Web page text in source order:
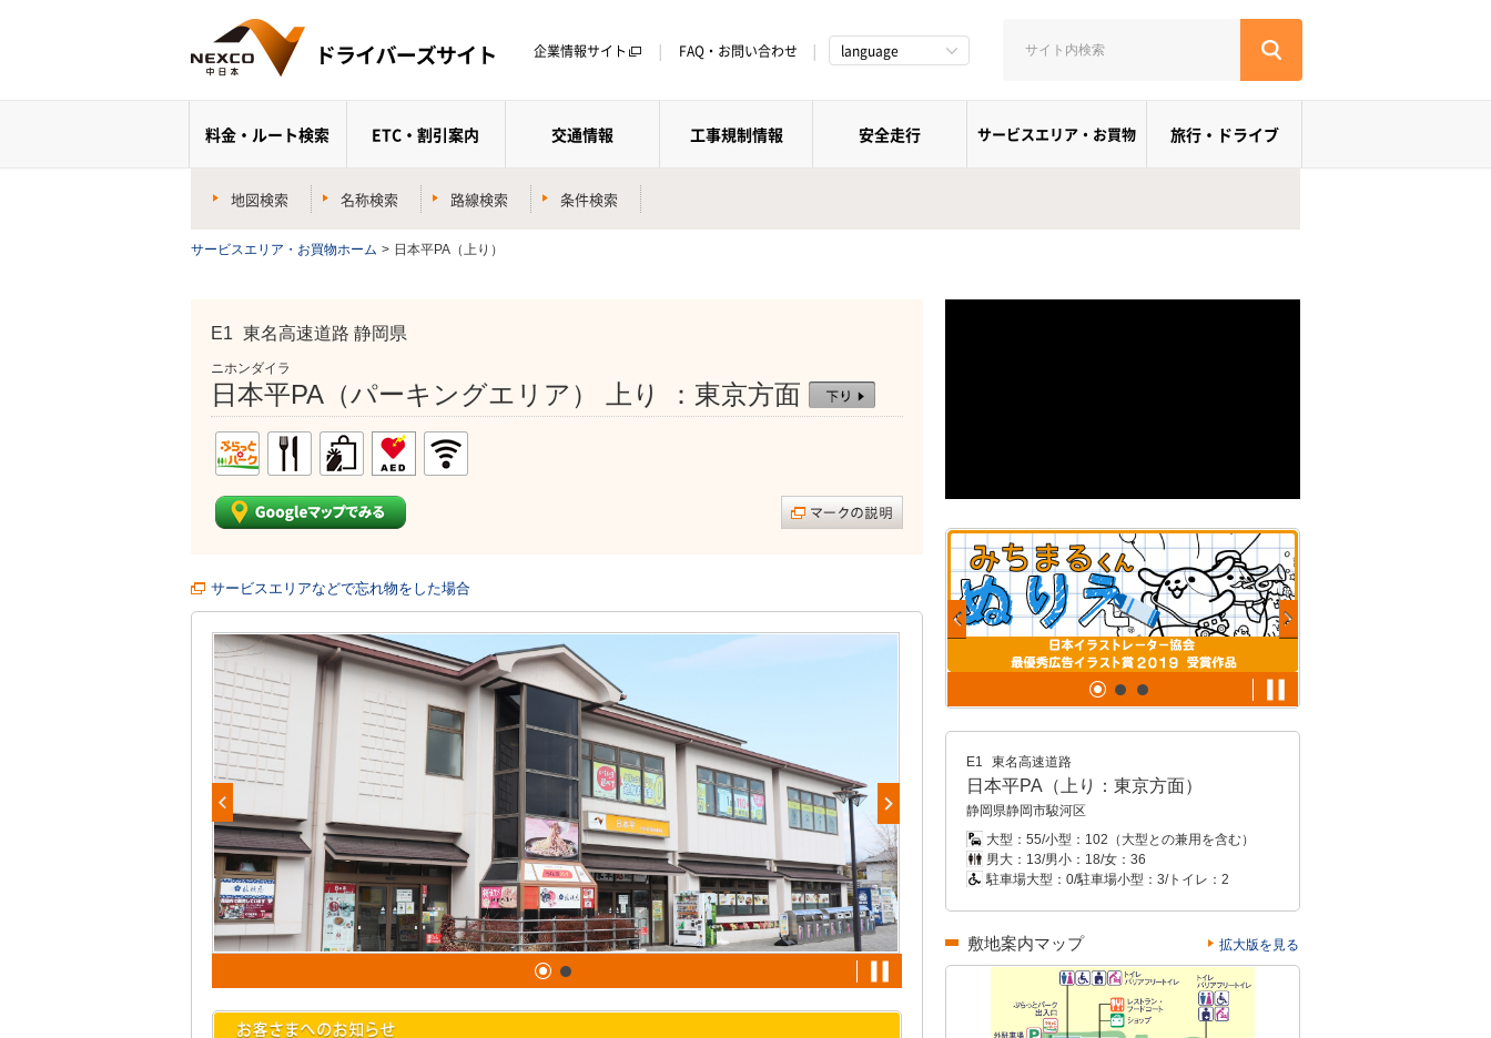
企業情報サイト FAQ・お問い合わせ language
料金・ルート検索 ETC・割引案内 交通情報 工事規制情報 安全走行 サービスエリア・お買物 旅行・ドライブ
地図検索 名称検索 路線検索 条件検索
サービスエリア・お買物ホーム > 日本平PA（上り）
E1 東名高速道路 静岡県
ニホンダイラ
日本平PA（パーキングエリア） 上り ：東京方面
サービスエリアなどで忘れ物をした場合
E1 東名高速道路
日本平PA（上り：東京方面）
静岡県静岡市駿河区
大型：55/小型：102（大型との兼用を含む）
男大：13/男小：18/女：36
駐車場大型：0/駐車場小型：3/トイレ：2
敷地案内マップ 拡大版を見る